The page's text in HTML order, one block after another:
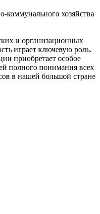
хозяйства
и организационных
играет ключевую роль.
приобретает особое
полного понимания всех
в нашей большой стране